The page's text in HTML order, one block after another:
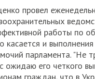
провел
работы по
касается и
парламента. "Не
ожидаю его четкого